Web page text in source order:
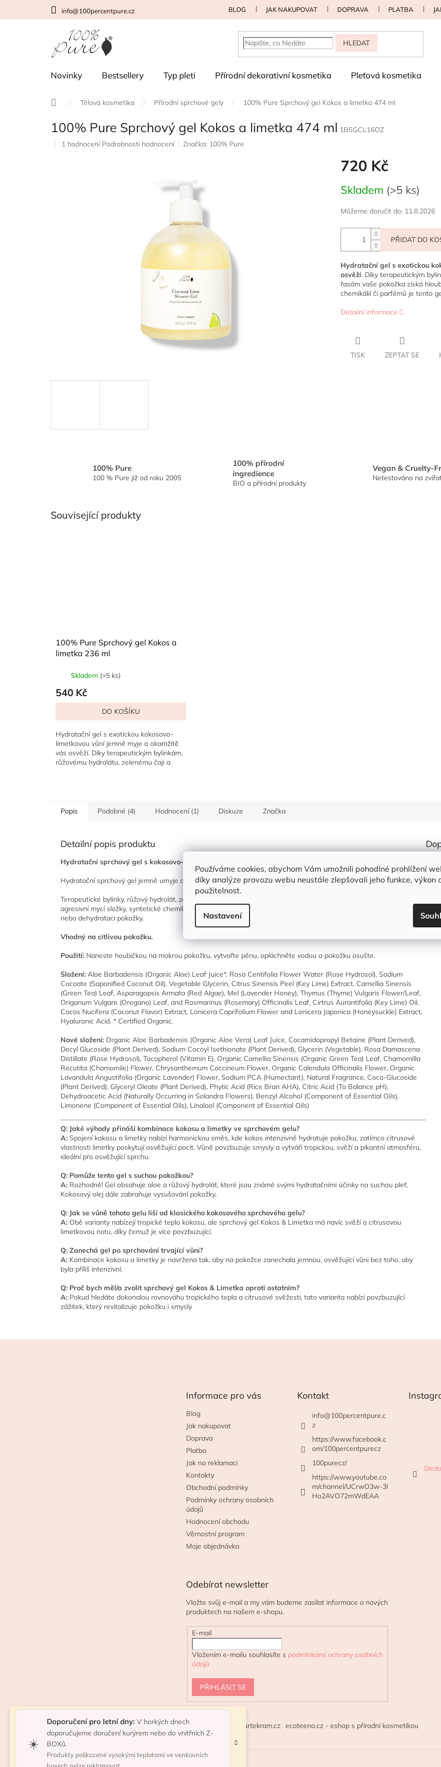
Používáme cookies, abychom Vám umožnili pohodlné prohlížení
díky analýze provozu webu neustále zlepšovali jeho funkce, výkon
použitelnost.
Nastavení
☀️
Doporučení pro letní dny: V horkých dnech
doporučujeme doručení kurýrem nebo do vnitřních Z-
BOXů.
Produkty poškozené vysokými teplotami ve venkovních
info@100percentpure.cz BLOG JAK NAKUPOVAT DOPRAVA PLATBA
HLEDAT
Novinky Bestsellery Typ pleti Přírodní dekorativní kosmetika Pleťová kosmetika
Domů Tělová kosmetika Přírodní sprchové gely 100% Pure Sprchový gel Kokos a limetka 474 ml
100% Pure Sprchový gel Kokos a limetka 474 ml 1BSGCL16OZ
Průměrné
1 hodnocení Podrobnosti hodnocení Značka: 100% Pure
720 Kč
cena:
Skladem (>5 ks)
Můžeme doručit do: 11.8.2026
PŘIDAT DO
Hydratační gel s exotickou
osvěží. Díky terapeutickým
řasám vaše pokožka získá
chemikálií či parfémů je tento
Detailní informace
TISK ZEPTAT SE
100% Pure
100 % Pure již od roku 2005
100% přírodní
ingredience
BIO a přírodní produkty
Vegan & Cruelty-
Netestováno na
Související produkty
100% Pure Sprchový gel Kokos a
limetka 236 ml
Skladem (>5 ks)
540 Kč
DO KOŠÍKU
Hydratační gel s exotickou kokosovo-
limetkovou vůní jemně myje a okamžitě
vás osvěží. Díky terapeutickým bylinkám,
růžovému hydrolátu, zelenému čaji a
Popis Podobné (4) Hodnocení (1) Diskuze Značka
Detailní popis produktu
Hydratační sprchový gel s kokosovo-limetkovou vůní.
Hydratační sprchový gel jemně umyje a osvěží pokožku.
Terapeutické bylinky, růžový hydrolát, zelený čaj a mořské řasy dodají pokožce výživné látky. Neobsahuje žádné
agresivní mycí složky, syntetické chemikálie, parfémy ani žádné jiné toxické látky, které mohou způsobit podráždění
nebo dehydrataci pokožky.
Vhodný na citlivou pokožku.
Použití: Naneste houbičkou na mokrou pokožku, vytvořte pěnu, opláchněte vodou a pokožku osušte.
Složení: Aloe Barbadensis (Organic Aloe) Leaf Juice*, Rosa Centifolia Flower Water (Rose Hydrosol), Sodium
Cocoate (Saponified Coconut Oil), Vegetable Glycerin, Citrus Sinensis Peel (Key Lime) Extract, Camellia Sinensis
(Green Tea) Leaf, Asparagopsis Armata (Red Algae), Mel (Lavender Honey), Thymus (Thyme) Vulgaris Flower/Leaf,
Origanum Vulgare (Oregano) Leaf, and Rosmarinus (Rosemary) Officinalis Leaf, Cirtrus Aurantifolia (Key Lime) Oil,
Cocos Nucifera (Coconut Flavor) Extract, Lonicera Caprifolium Flower and Lonicera Japonica (Honeysuckle) Extract,
Hyaluronic Acid. * Certified Organic.
Nové složení: Organic Aloe Barbadensis (Organic Aloe Vera) Leaf Juice, Cocamidopropyl Betaine (Plant Derived),
Decyl Glucoside (Plant Derived), Sodium Cocoyl Isethionate (Plant Derived), Glycerin (Vegetable), Rosa Damascena
Distillate (Rose Hydrosol), Tocopherol (Vitamin E), Organic Camellia Sinensis (Organic Green Tea) Leaf, Chamomilla
Recutita (Chamomile) Flower, Chrysanthemum Coccineum Flower, Organic Calendula Officinalis Flower, Organic
Lavandula Angustifolia (Organic Lavender) Flower, Sodium PCA (Humectant), Natural Fragrance, Coco-Glucoside
(Plant Derived), Glyceryl Oleate (Plant Derived), Phytic Acid (Rice Bran AHA), Citric Acid (To Balance pH),
Dehydroacetic Acid (Naturally Occurring in Solandra Flowers), Benzyl Alcohol (Component of Essential Oils),
Limonene (Component of Essential Oils), Linalool (Component of Essential Oils)
Q: Jaké výhody přináší kombinace kokosu a limetky ve sprchovém gelu?
A: Spojení kokosu a limetky nabízí harmonickou směs, kde kokos intenzivně hydratuje pokožku, zatímco citrusové
vlastnosti limetky poskytují osvěžující pocit. Vůně povzbuzuje smysly a vytváří tropickou, svěží a pikantní atmosféru,
ideální pro osvěžující sprchu.
Q: Pomůže tento gel s suchou pokožkou?
A: Rozhodně! Gel obsahuje aloe a růžový hydrolát, které jsou známé svými hydratačními účinky na suchou pleť.
Kokosový olej dále zabraňuje vysušování pokožky.
Q: Jak se vůně tohoto gelu liší od klasického kokosového sprchového gelu?
A: Obě varianty nabízejí tropické teplo kokosu, ale sprchový gel Kokos & Limetka má navíc svěží a citrusovou
limetkovou notu, díky čemuž je více povzbuzující.
Q: Zanechá gel po sprchování trvající vůni?
A: Kombinace kokosu a limetky je navržena tak, aby na pokožce zanechala jemnou, osvěžující vůni bez toho, aby
byla příliš intenzivní.
Q: Proč bych měl/a zvolit sprchový gel Kokos & Limetka oproti ostatním?
A: Pokud hledáte dokonalou rovnováhu tropického tepla a citrusové svěžesti, tato varianta nabízí povzbuzující
zážitek, který revitalizuje pokožku i smysly
EAN:
Informace pro vás
Blog
Jak nakupovat
Doprava
Platba
Jak na reklamaci
Kontakty
Obchodní podmínky
Podmínky ochrany osobních
údajů
Hodnocení obchodu
Věrnostní program
Moje objednávka
Kontakt
info@100percentpure.c
z
https://www.facebook.c
om/100percentpurecz
100purecz/
https://www.youtube.co
m/channel/UCrwO3w-3l
Ho2AVO72mWdEAA
Odebírat newsletter
Vložte svůj e-mail a my vám budeme zasílat informace o nových
produktech na našem e-shopu.
E-mail
Vložením e-mailu souhlasíte s podmínkami ochrany osobních
údajů
PŘIHLÁSIT SE
urtekram.cz ecoteeno.cz - eshop s přírodní kosmetikou